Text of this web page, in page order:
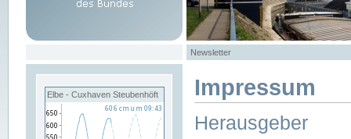
Newsletter
Elbe - Cuxhaven Steubenhöft Impressum
Herausgeber